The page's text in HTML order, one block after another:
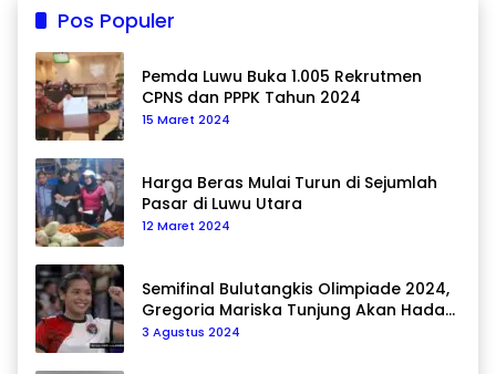
Pos Populer
Pemda Luwu Buka 1.005 Rekrutmen
CPNS dan PPPK Tahun 2024
15 Maret 2024
Harga Beras Mulai Turun di Sejumlah
Pasar di Luwu Utara
12 Maret 2024
Semifinal Bulutangkis Olimpiade 2024,
Gregoria Mariska Tunjung Akan Hadapi
Pemain Asal Korea Selatan
3 Agustus 2024